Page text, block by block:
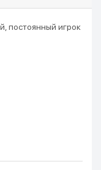
постоянный игрок